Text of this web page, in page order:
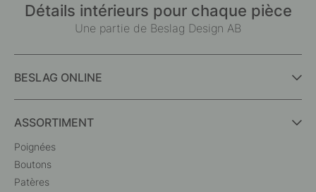
Détails intérieurs pour chaque pièce
Une partie de Beslag Design AB
BESLAG ONLINE
ASSORTIMENT
Poignées
Boutons
Patères